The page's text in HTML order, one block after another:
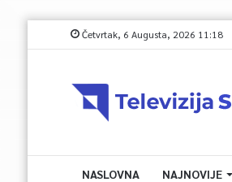
Četvrtak, 6 Augusta, 2026 11:18
NASLOVNA NAJNOVIJE